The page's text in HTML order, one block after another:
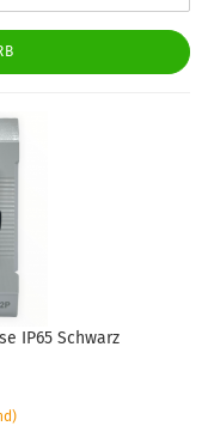
IP65 Schwarz